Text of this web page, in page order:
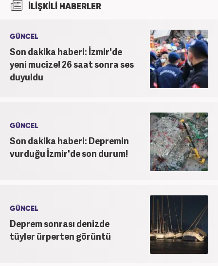
İLİŞKİLİ HABERLER
GÜNCEL
Son dakika haberi: İzmir'de
yeni mucize! 26 saat sonra ses
duyuldu
GÜNCEL
Son dakika haberi: Depremin
vurduğu İzmir'de son durum!
GÜNCEL
Deprem sonrası denizde
tüyler ürperten görüntü